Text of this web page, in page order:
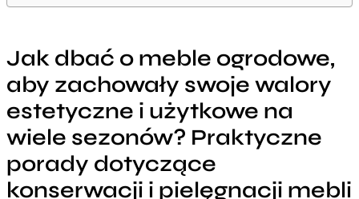
Jak dbać o meble ogrodowe,
aby zachowały swoje walory
estetyczne i użytkowe na
wiele sezonów? Praktyczne
porady dotyczące
konserwacji i pielęgnacji mebli